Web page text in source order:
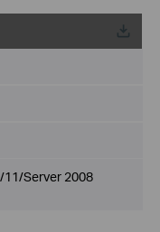
11/Server 2008